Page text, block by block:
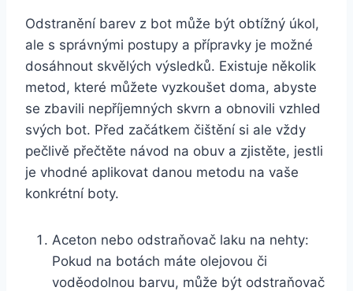
Odstranění barev‌ z bot může ⁣být obtížný úkol,
‍ale s správnými postupy⁢ a přípravky je možné
dosáhnout skvělých výsledků. Existuje několik‍
metod, které můžete vyzkoušet⁣ doma, abyste
se zbavili nepříjemných skvrn⁣ a obnovili vzhled
svých bot. Před⁤ začátkem čištění ⁣si ale vždy
pečlivě přečtěte návod na obuv a zjistěte, jestli‍
je⁣ vhodné aplikovat‌ danou metodu na⁣ vaše
konkrétní ⁢boty.
Aceton⁢ nebo odstraňovač laku ⁤na nehty:
‌Pokud na botách máte olejovou či
voděodolnou barvu,⁢ může být​ odstraňovač